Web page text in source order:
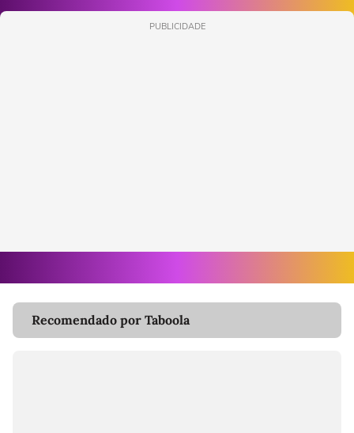
PUBLICIDADE
Recomendado por Taboola